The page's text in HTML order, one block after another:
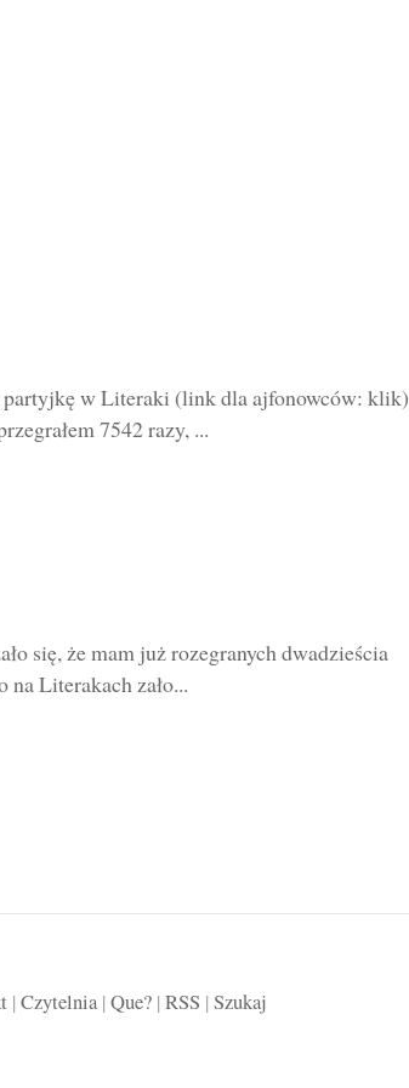
partyjkę w Literaki (link dla ajfonowców: klik)
7542 razy, ...
się, że mam już rozegranych dwadzieścia
Literakach zało...
| Czytelnia| Que?| RSS | Szukaj